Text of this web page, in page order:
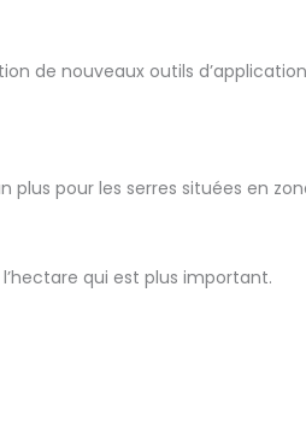
de nouveaux outils
plus pour les serres situées en
qui est plus important.